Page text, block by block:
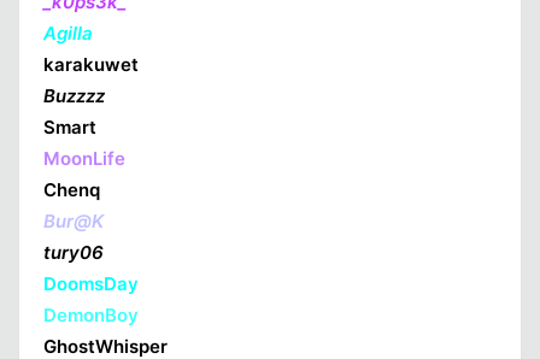
Agilla
karakuwet
Buzzzz
Smart
MoonLife
Chenq
Bur@K
tury06
DoomsDay
DemonBoy
GhostWhisper